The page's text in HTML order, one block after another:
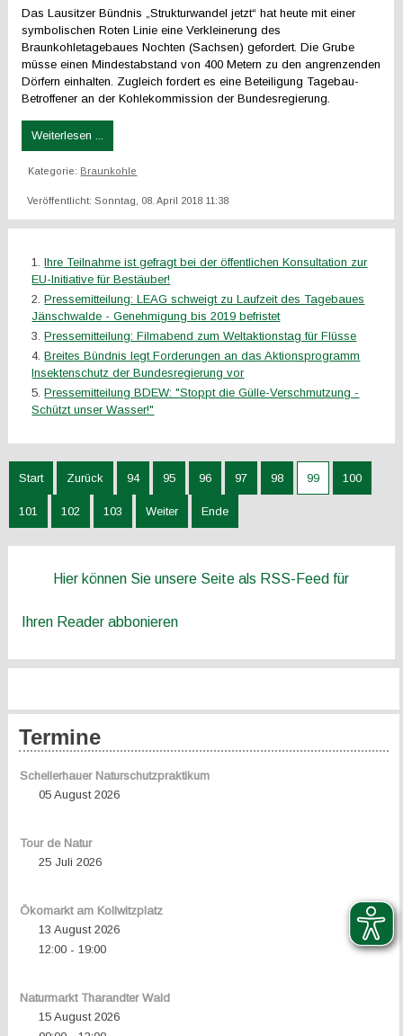
Das Lausitzer Bündnis „Strukturwandel jetzt“ hat heute mit einer
symbolischen Roten Linie eine Verkleinerung des
Braunkohletagebaues Nochten (Sachsen) gefordert. Die Grube
müsse einen Mindestabstand von 400 Metern zu den angrenzenden
Dörfern einhalten. Zugleich fordert es eine Beteiligung Tagebau-
Betroffener an der Kohlekommission der Bundesregierung.
Weiterlesen ...
Kategorie: Braunkohle
Veröffentlicht: Sonntag, 08. April 2018 11:38
Ihre Teilnahme ist gefragt bei der öffentlichen Konsultation zur
EU-Initiative für Bestäuber!
Pressemitteilung: LEAG schweigt zu Laufzeit des Tagebaues
Jänschwalde - Genehmigung bis 2019 befristet
Pressemitteilung: Filmabend zum Weltaktionstag für Flüsse
Breites Bündnis legt Forderungen an das Aktionsprogramm
Insektenschutz der Bundesregierung vor
Pressemitteilung BDEW: "Stoppt die Gülle-Verschmutzung -
Schützt unser Wasser!"
Start Zurück 94 95 96 97 98 99 100
101 102 103 Weiter Ende
Hier können Sie unsere Seite als RSS-Feed für
Ihren Reader abbonieren
Termine
Schellerhauer Naturschutzpraktikum
05 August 2026
Tour de Natur
25 Juli 2026
Ökomarkt am Kollwitzplatz
13 August 2026
12:00- 19:00
Naturmarkt Tharandter Wald
15 August 2026